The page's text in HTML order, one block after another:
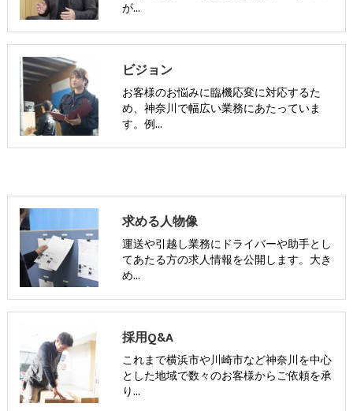
が…
ビジョン
お客様のお悩みに臨機応変に対応するた
め、神奈川で幅広い業務にあたっていま
す。例…
求める人物像
運送や引越し業務にドライバーや助手とし
てあたる方の求人情報を公開します。大き
め…
採用Q&A
これまで横浜市や川崎市など神奈川を中心
とした地域で数々のお客様からご依頼を承
り…